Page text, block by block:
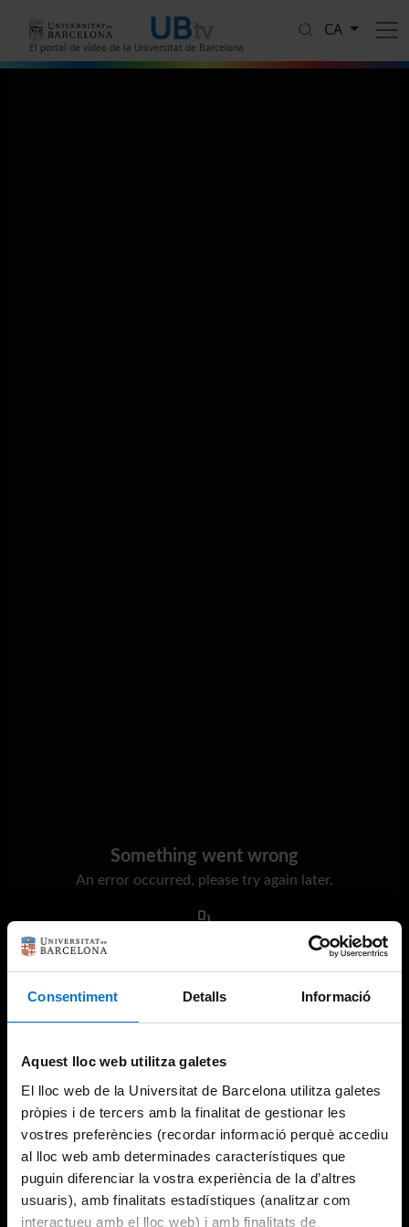
Consentiment Detalls Informació
Aquest lloc web utilitza galetes
El lloc web de la Universitat de Barcelona utilitza galetes
pròpies i de tercers amb la finalitat de gestionar les
vostres preferències (recordar informació perquè accediu
al lloc web amb determinades característiques que
puguin diferenciar la vostra experiència de la d’altres
usuaris), amb finalitats estadístiques (analitzar com
interactueu amb el lloc web) i amb finalitats de
El portal de vídeo de la Universitat de Barcelona
CA
Something went wrong
An error occurred, please try again later.